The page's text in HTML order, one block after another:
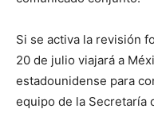
Si se activa la revisión
20 de julio viajará a
estadounidense para
equipo de la Secretaría